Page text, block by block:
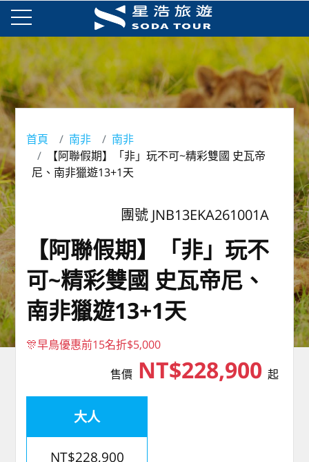
首頁 南非
南非
【阿聯假期】「非」玩不可~精彩雙國 史瓦帝
尼、南非獵遊13+1天
團號 JNB13EKA261001A
【阿聯假期】「非」玩不
可~精彩雙國 史瓦帝尼、
南非獵遊13+1天
🎊早鳥優惠前15名折$5,000
售價NT$228,900 起
大人
NT$228,900